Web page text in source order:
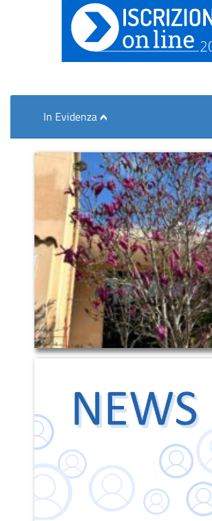
SCUOLA
PRIMARIA
GIANNI
Comunicazioni
MODULISTICA
COUNSELING/SPORTELLO
D’ASCOLTO
Servizi
ORIENTAMENTO
INCLUSIONE
Contatti
Contatti
Segreteria
–
In Evidenza